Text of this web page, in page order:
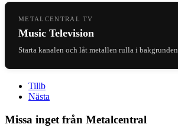
METALCENTRAL TV
Music Television
Starta kanalen och låt metallen rulla i bakgrunden.
Tillb
Nästa
Missa inget från Metalcentral